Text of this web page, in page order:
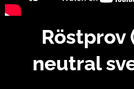
Röstprov
neutral